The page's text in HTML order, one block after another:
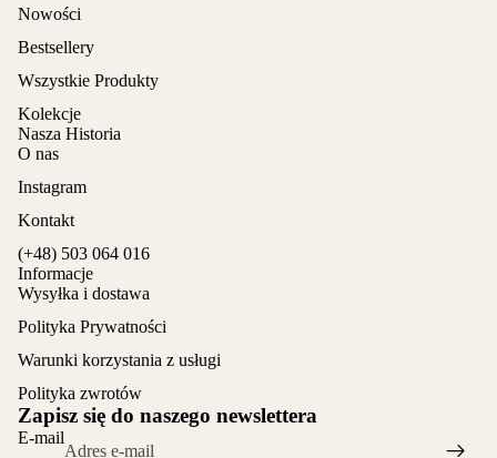
Nowości
Bestsellery
Wszystkie Produkty
Kolekcje
Nasza Historia
O nas
Instagram
Kontakt
(+48) 503 064 016
Informacje
Wysyłka i dostawa
Polityka Prywatności
Warunki korzystania z usługi
Polityka zwrotów
Zapisz się do naszego newslettera
E-mail